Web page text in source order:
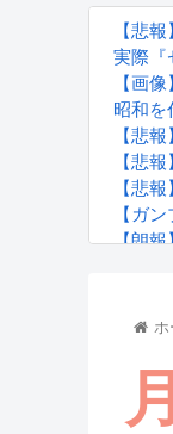
【悲
実際『
【画
昭和
【悲
【悲
【悲
【ガ
【朗報
るろホ
月